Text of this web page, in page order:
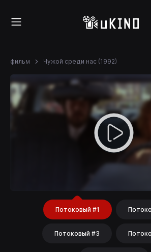
фильм Чужой среди нас (1992)
Потоковый #1
Потоковый #3